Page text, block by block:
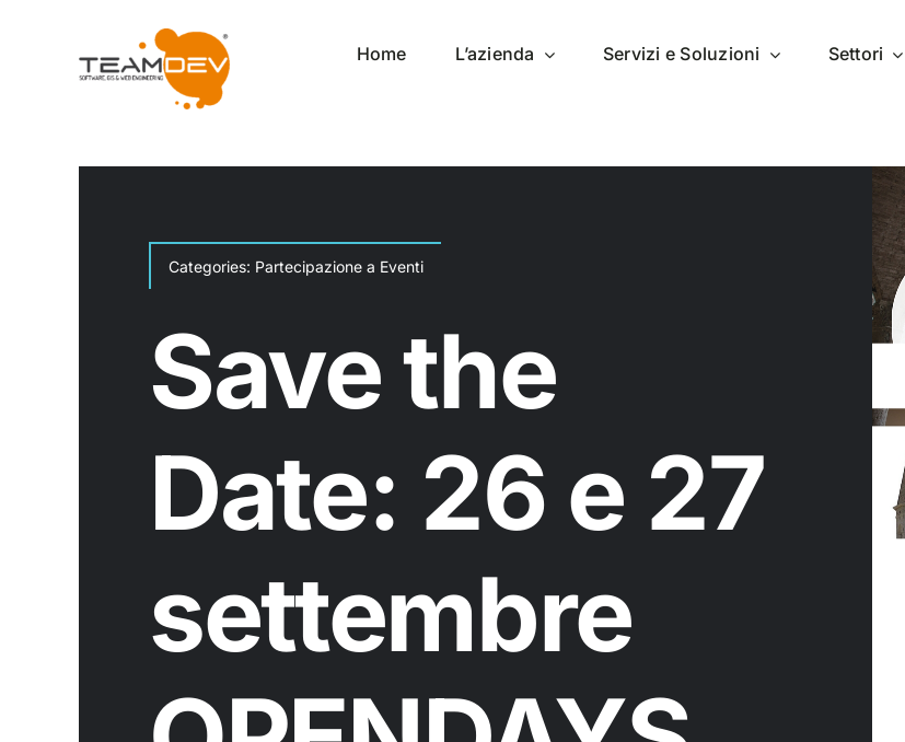
contenuto
Home L’azienda Servizi e Soluzioni Settori
Categories: Partecipazione a Eventi
Save the
Date: 26 e 27
settembre